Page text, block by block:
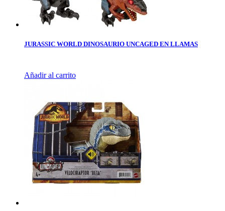
JURASSIC WORLD DINOSAURIO UNCAGED EN LLAMAS
Añadir al carrito